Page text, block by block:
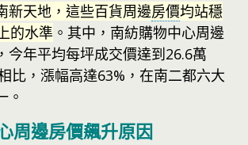
新天地，這些百貨周邊房價均站穩
的水準 。其中，南紡購物中心周邊
今年平均每坪成交價達到26.6萬
比，漲幅高達63%，在南二都六大
。
周邊房價飆升原因